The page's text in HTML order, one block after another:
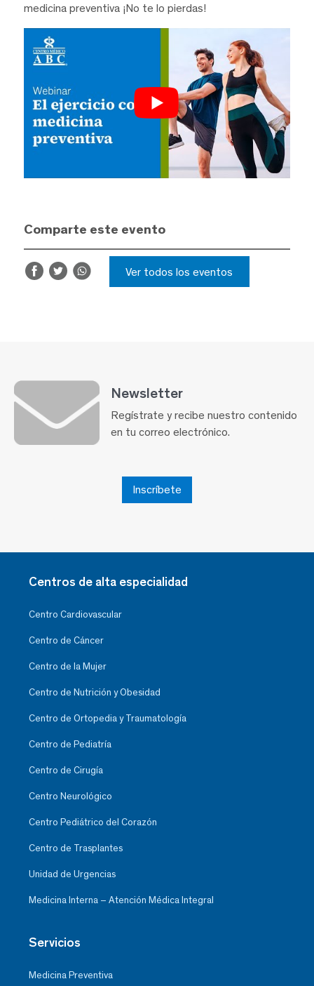
medicina preventiva ¡No te lo pierdas!
Comparte este evento
Ver todos los eventos
Newsletter
Regístrate y recibe nuestro contenido
en tu correo electrónico.
Inscríbete
Centros de alta especialidad
Centro Cardiovascular
Centro de Cáncer
Centro de la Mujer
Centro de Nutrición y Obesidad
Centro de Ortopedia y Traumatología
Centro de Pediatría
Centro de Cirugía
Centro Neurológico
Centro Pediátrico del Corazón
Centro de Trasplantes
Unidad de Urgencias
Medicina Interna – Atención Médica Integral
Servicios
Medicina Preventiva